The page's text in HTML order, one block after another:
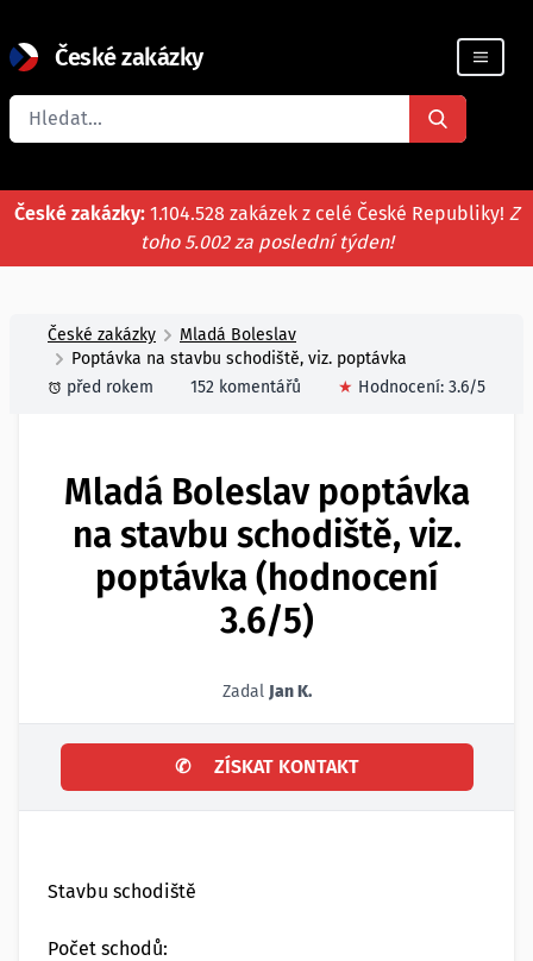
České zakázky
Registrace firmy
České zakázky: 1.104.528 zakázek z celé České Republiky! Z
toho 5.002 za poslední týden!
České zakázky
Mladá Boleslav
Poptávka na stavbu schodiště, viz. poptávka
před rokem
152 komentářů ★ Hodnocení: 3.6/5
Mladá Boleslav poptávka
na stavbu schodiště, viz.
poptávka (hodnocení
3.6/5)
Zadal Jan K.
✆ ZÍSKAT KONTAKT
Stavbu schodiště
Počet schodů: